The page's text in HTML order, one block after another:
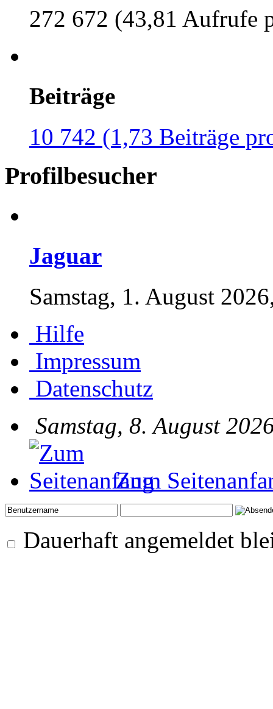
272 672 (43,81 Aufrufe
Beiträge
10 742 (1,73 Beiträge
Profilbesucher
Jaguar
Samstag, 1. August
Hilfe
Impressum
Datenschutz
Samstag, 8. August
Zum
Dauerhaft angemeldet